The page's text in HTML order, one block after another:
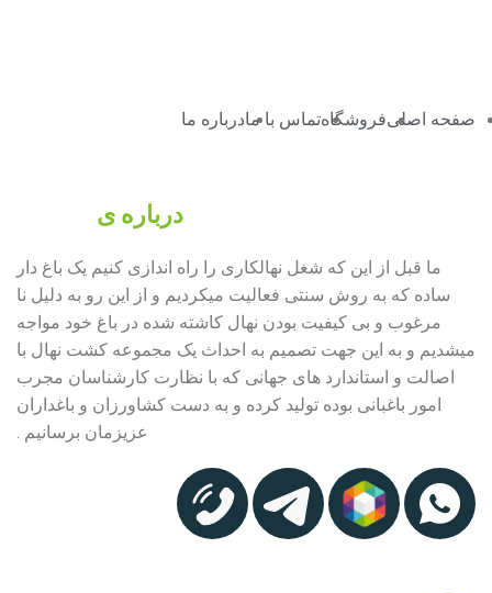
صفحه اصلیفروشگاهتماس با مادرباره ما
درباره ی
ما قبل از این که شغل نهالکاری را راه اندازی کنیم یک باغ دار
ساده که به روش سنتی فعالیت میکردیم و از این رو به دلیل نا
مرغوب و بی کیفیت بودن نهال کاشته شده در باغ خود مواجه
میشدیم و به این جهت تصمیم به احداث یک مجموعه کشت نهال با
اصالت و استاندارد های جهانی که با نظارت کارشناسان مجرب
امور باغبانی بوده تولید کرده و به دست کشاورزان و باغداران
عزیزمان برسانیم .